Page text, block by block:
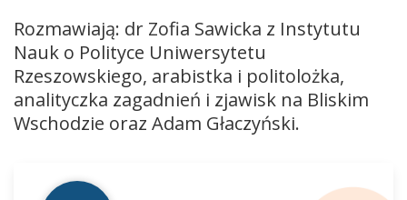
Rozmawiają: dr Zofia Sawicka z Instytutu
Nauk o Polityce Uniwersytetu
Rzeszowskiego, arabistka i politolożka,
analityczka zagadnień i zjawisk na Bliskim
Wschodzie oraz Adam Głaczyński.
plików